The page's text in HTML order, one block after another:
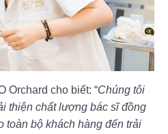
Orchard cho biết: “Chúng tôi
thiện chất lượng bác sĩ đồng
toàn bộ khách hàng đến trải